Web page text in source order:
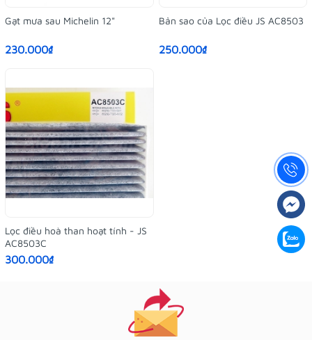
Gạt mưa sau Michelin 12"
230.000₫
Bản sao của Lọc điều JS AC8503
250.000₫
Lọc điều hoà than hoạt tính - JS
AC8503C
300.000₫